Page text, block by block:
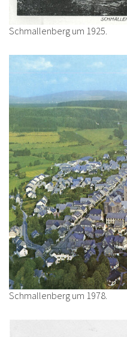
Schmallenberg um 1925.
Schmallenberg um 1978.